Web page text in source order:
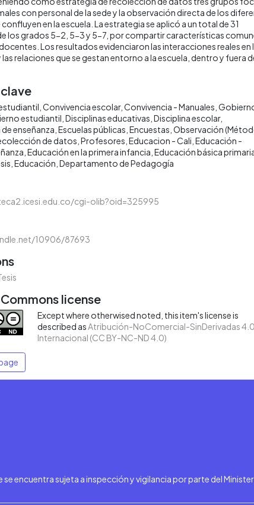
con personal de la sede y la observación directa de los
en la escuela. La estrategia se aplicó a un total de 31
los grados 5-2, 5-3 y 5-7, por compartir características
Los resultados evidenciaron las interacciones reales en
las relaciones que se gestan entorno a la escuela, dentro y fuera
Convivencia escolar Convivencia - Manuales
estudiantil Disciplinas educativas Disciplina escolar
enseñanza Escuelas públicas Encuestas Observación
de datos Profesores Educacion - Cali Educación -
Educación en la primera infancia Educación básica
Educación Departamento de Pedagogía
cgi-olib?oid=325995
10906/87693
license
Except where otherwised noted, this item's license is
described as Atribución-NoComercial-SinDerivadas 4.0
Internacional (CC BY-NC-ND 4.0)
encuentra sujeta a inspección y vigilancia por parte del